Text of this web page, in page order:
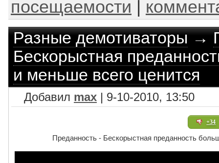
посещаемости
Разные демотиваторы→
Бескорыстная
и меньше всего ценится
Добавил max | 9-10-2010, 13:50
+34
Преданность - Бескорыстная преданность